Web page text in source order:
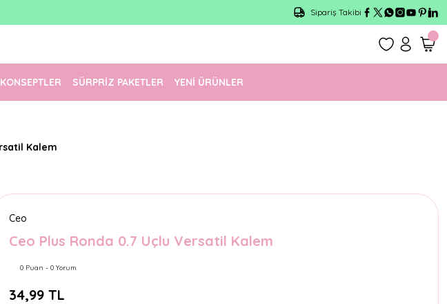
Kargo
Sipariş Takibi
KONSEPTLER SÜRPRİZ PAKETLER YENİ ÜRÜNLER
Kalem
Ceo
Ceo Plus Ronda 0.7 Uçlu Versatil Kalem
0 Puan - 0 Yorum
34,99 TL